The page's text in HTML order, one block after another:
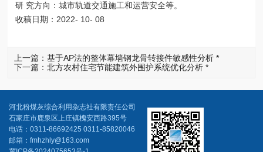
研 究方向：城市轨道交通施工和运营安全等。
收稿日期：2022- 10- 08
上一篇：基于AP法的整体幕墙钢龙骨转接件敏感性分析 *
下一篇：北方农村住宅节能建筑外围护系统优化分析 *
河北粉煤灰综合利用杂志社有限责任公司
石家庄市鹿泉区上庄镇槐安西路395号
电话：0311-86692425 0311-85820046
邮箱：fmhzhly@163.com